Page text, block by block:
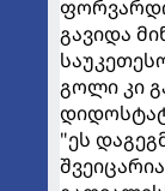
გავიდა
გოლი კი
"ეს